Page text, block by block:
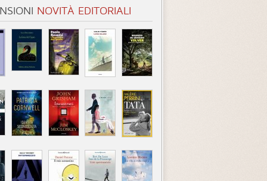
NOVITÀ EDITORIALI